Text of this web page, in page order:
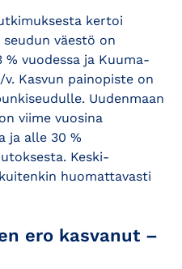
kertoi
väestö on
% vuodessa ja Kuuma-
Kasvun painopiste on
Uudenmaan
viime vuosina
ja alle 30 %
Keski-
huomattavasti
ero kasvanut –